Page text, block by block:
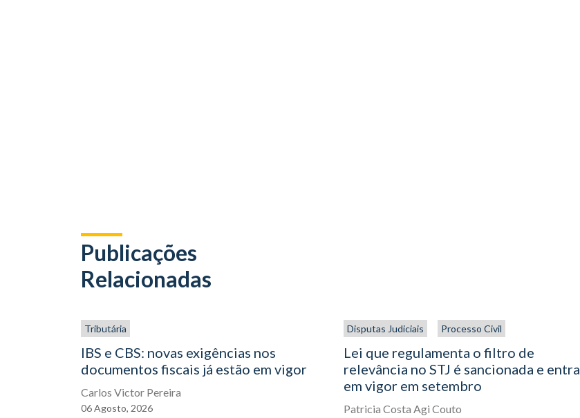
Publicações
Relacionadas
Tributária
IBS e CBS: novas exigências nos
documentos fiscais já estão em vigor
Carlos Victor Pereira
06Agosto, 2026
Disputas Judiciais Processo Civil
Lei que regulamenta o filtro de
relevância no STJ é sancionada e entra
em vigor em setembro
Patricia Costa Agi Couto